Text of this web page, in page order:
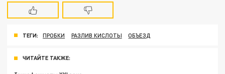
ТЕГИ: ПРОБКИ РАЗЛИВ КИСЛОТЫ ОБЪЕЗД
ЧИТАЙТЕ ТАКЖЕ: